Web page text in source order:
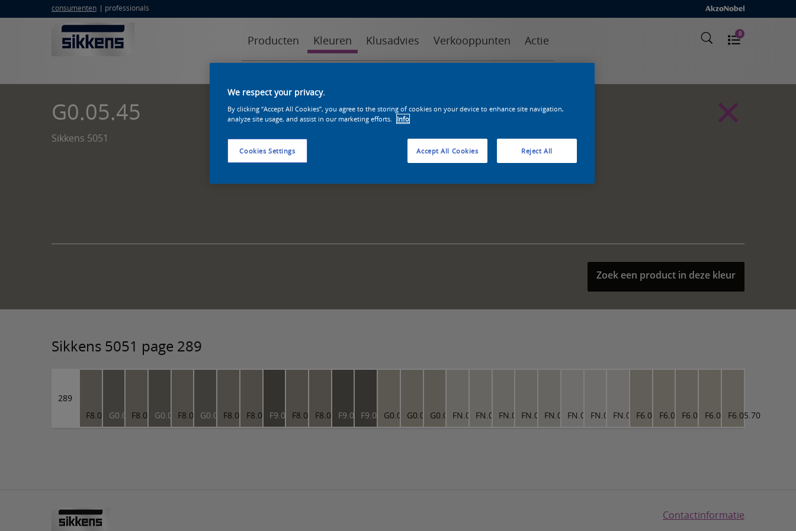
consumenten professionals
Producten Kleuren Klusadvies Verkooppunten Actie 0
G0.05.45
Sikkens 5051
Zoek een product in deze kleur
Sikkens 5051 page 289
289
F8.05.55G0.05.45F8.05.55G0.05.45F8.05.55G0.05.45F8.05.55F8.05.55F9.05.35F8.05.55F8.05.55F9.05.35F9.05.35G0.05.65G0.05.65G0.05.65FN.02.77FN.02.77FN.02.77FN.02.77FN.02.77FN.01.81FN.01.81FN.01.81F6.05.70F6.05.70F6.05.70F6.05.70F6.05.70
Contactinformatie
We respect your privacy.
By clicking “Accept All Cookies”, you agree to the storing of cookies on your device to enhance site navigation,
analyze site usage, and assist in our marketing efforts.
Info
Cookies Settings Reject All
Accept All Cookies